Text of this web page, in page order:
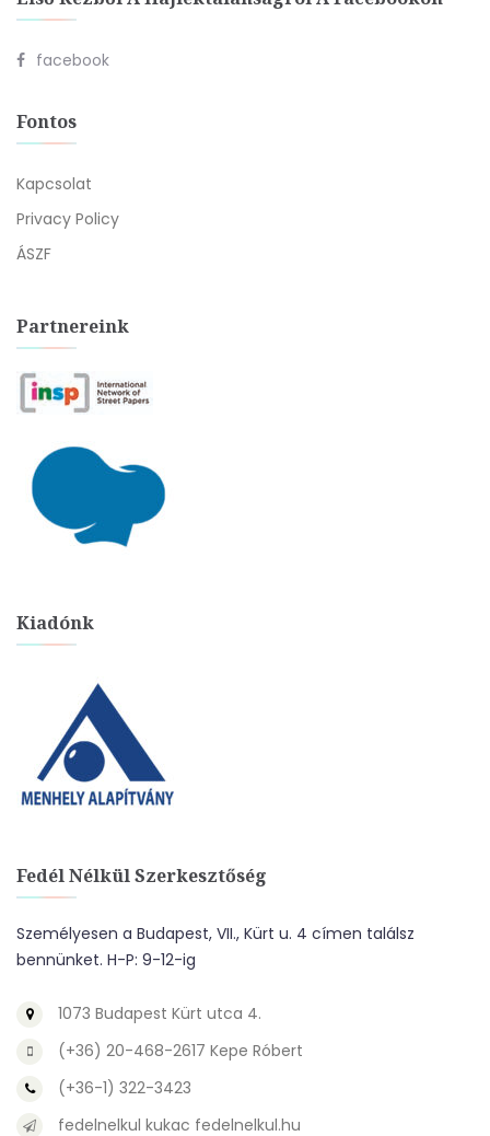
facebook
Fontos
Kapcsolat
Privacy Policy
ÁSZF
Partnereink
Kiadónk
Fedél Nélkül Szerkesztőség
Személyesen a Budapest, VII., Kürt u. 4 címen találsz
bennünket. H-P: 9-12-ig
1073 Budapest Kürt utca 4.
(+36) 20-468-2617 Kepe Róbert
(+36-1) 322-3423
fedelnelkul kukac fedelnelkul.hu